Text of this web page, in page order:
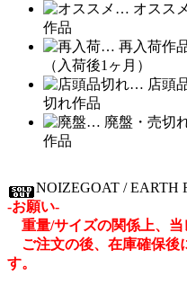
… オススメ
作品
… 再入荷作
（入荷後1ヶ月）
… 店頭
切れ作品
… 廃盤・売切
作品
NOIZEGOAT / EARTH
-お願い-
重量/サイズの関係上、当
ご注文の後、在庫確保後
す。